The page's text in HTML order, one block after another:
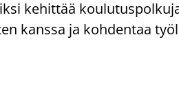
ke­hit­tää
kans­sa ja koh­den­taa